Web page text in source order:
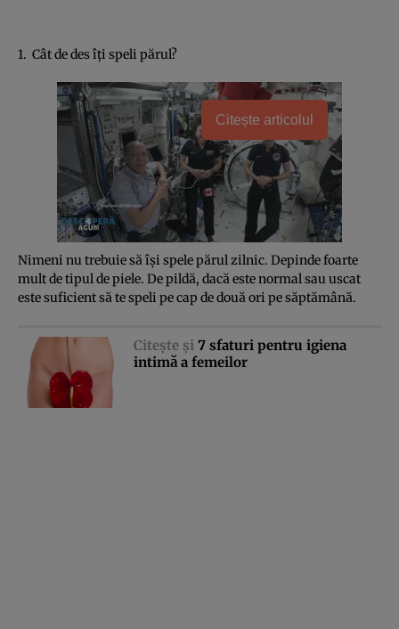
1. Cât de des îţi speli părul?
Citește articolul
Nimeni nu trebuie să îşi spele părul zilnic. Depinde foarte
mult de tipul de piele. De pildă, dacă este normal sau uscat
este suficient să te speli pe cap de două ori pe săptămână.
Citeşte şi 7 sfaturi pentru igiena
intimă a femeilor